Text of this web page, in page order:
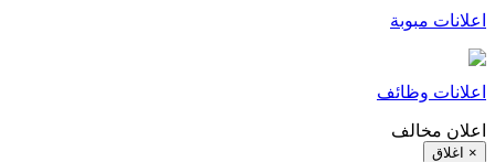
اعلانات مبوبة
اعلانات وظائف
اعلان مخالف
× اغلاق